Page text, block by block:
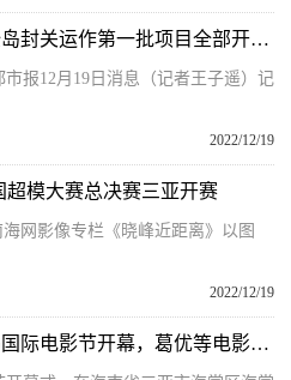
焦点讯息：海南牵头25个全岛封关运作第一批项目全部开工 总投资约117亿元
报12月19日消息（记者王子遥）记
2022/12/19
超模大赛总决赛三亚开赛
网影像专栏《晓峰近距离》以图
2022/12/19
天天微资讯！第四届海南岛国际电影节开幕，葛优等电影人齐亮相